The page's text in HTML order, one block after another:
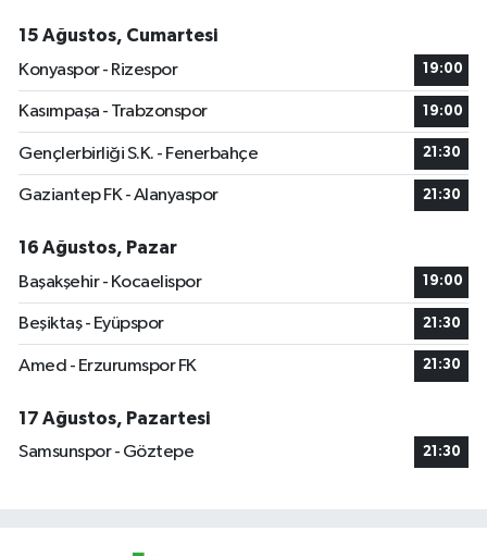
15 Ağustos, Cumartesi
Konyaspor - Rizespor
19:00
Kasımpaşa - Trabzonspor 19:00
Gençlerbirliği S.K. - Fenerbahçe 21:30
Gaziantep FK - Alanyaspor 21:30
16 Ağustos, Pazar
Başakşehir - Kocaelispor
19:00
Beşiktaş - Eyüpspor 21:30
Amed - Erzurumspor FK 21:30
17 Ağustos, Pazartesi
Samsunspor - Göztepe
21:30